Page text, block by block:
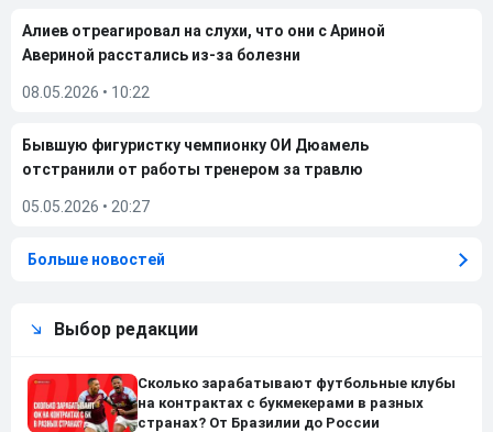
Алиев отреагировал на слухи, что они с Ариной
Авериной расстались из-за болезни
08.05.2026 • 10:22
Бывшую фигуристку чемпионку ОИ Дюамель
отстранили от работы тренером за травлю
05.05.2026 • 20:27
Больше новостей
Выбор редакции
Сколько зарабатывают футбольные клубы
на контрактах с букмекерами в разных
странах? От Бразилии до России